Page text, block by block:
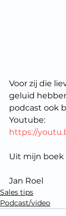
Voor zij die
geluid
podcast ook
Youtube:
https://
Uit mijn boek
Jan Roel
Sales tips
Podcast/video